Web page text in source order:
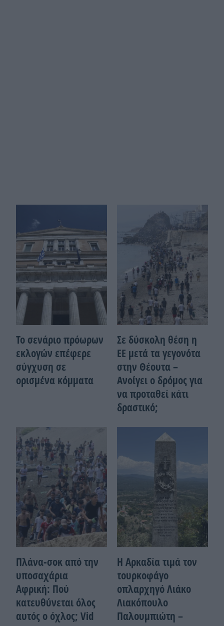
Το σενάριο πρόωρων
εκλογών επέφερε
σύγχυση σε
ορισμένα κόμματα
Σε δύσκολη θέση η
ΕΕ μετά τα γεγονότα
στην Θέουτα –
Ανοίγει ο δρόμος για
να προταθεί κάτι
δραστικό;
Πλάνα-σοκ από την
υποσαχάρια
Αφρική: Πού
κατευθύνεται όλος
αυτός ο όχλος; Vid
Η Αρκαδία τιμά τον
τουρκοφάγο
οπλαρχηγό Λιάκο
Λιακόπουλο
Παλουμπιώτη –